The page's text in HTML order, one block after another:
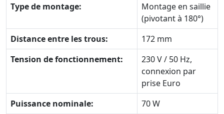
Type de montage:
Montage en saillie
(pivotant à 180°)
Distance entre les trous:
172 mm
Tension de fonctionnement:
230 V / 50 Hz,
connexion par
prise Euro
Puissance nominale:
70 W